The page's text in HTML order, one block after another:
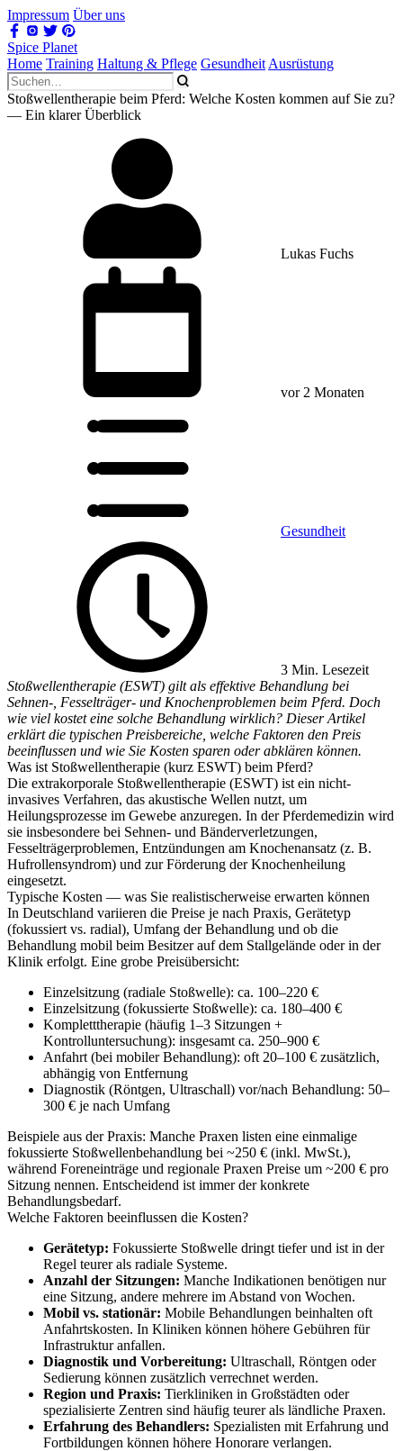
Impressum Über uns
Spice Planet
Home Training Haltung & Pflege Gesundheit Ausrüstung
Stoßwellentherapie beim Pferd: Welche Kosten kommen auf Sie zu?
— Ein klarer Überblick
Lukas Fuchs
vor 2 Monaten
Gesundheit
3 Min. Lesezeit
Stoßwellentherapie (ESWT) gilt als effektive Behandlung bei
Sehnen-, Fesselträger- und Knochenproblemen beim Pferd. Doch
wie viel kostet eine solche Behandlung wirklich? Dieser Artikel
erklärt die typischen Preisbereiche, welche Faktoren den Preis
beeinflussen und wie Sie Kosten sparen oder abklären können.
Was ist Stoßwellentherapie (kurz ESWT) beim Pferd?
Die extrakorporale Stoßwellentherapie (ESWT) ist ein nicht-
invasives Verfahren, das akustische Wellen nutzt, um
Heilungsprozesse im Gewebe anzuregen. In der Pferdemedizin wird
sie insbesondere bei Sehnen- und Bänderverletzungen,
Fesselträgerproblemen, Entzündungen am Knochenansatz (z. B.
Hufrollensyndrom) und zur Förderung der Knochenheilung
eingesetzt.
Typische Kosten — was Sie realistischerweise erwarten können
In Deutschland variieren die Preise je nach Praxis, Gerätetyp
(fokussiert vs. radial), Umfang der Behandlung und ob die
Behandlung mobil beim Besitzer auf dem Stallgelände oder in der
Klinik erfolgt. Eine grobe Preisübersicht:
Einzelsitzung (radiale Stoßwelle): ca. 100–220 €
Einzelsitzung (fokussierte Stoßwelle): ca. 180–400 €
Kompletttherapie (häufig 1–3 Sitzungen +
Kontrolluntersuchung): insgesamt ca. 250–900 €
Anfahrt (bei mobiler Behandlung): oft 20–100 € zusätzlich,
abhängig von Entfernung
Diagnostik (Röntgen, Ultraschall) vor/nach Behandlung: 50–
300 € je nach Umfang
Beispiele aus der Praxis: Manche Praxen listen eine einmalige
fokussierte Stoßwellenbehandlung bei ~250 € (inkl. MwSt.),
während Foreneinträge und regionale Praxen Preise um ~200 € pro
Sitzung nennen. Entscheidend ist immer der konkrete
Behandlungsbedarf.
Welche Faktoren beeinflussen die Kosten?
Gerätetyp: Fokussierte Stoßwelle dringt tiefer und ist in der
Regel teurer als radiale Systeme.
Anzahl der Sitzungen: Manche Indikationen benötigen nur
eine Sitzung, andere mehrere im Abstand von Wochen.
Mobil vs. stationär: Mobile Behandlungen beinhalten oft
Anfahrtskosten. In Kliniken können höhere Gebühren für
Infrastruktur anfallen.
Diagnostik und Vorbereitung: Ultraschall, Röntgen oder
Sedierung können zusätzlich verrechnet werden.
Region und Praxis: Tierkliniken in Großstädten oder
spezialisierte Zentren sind häufig teurer als ländliche Praxen.
Erfahrung des Behandlers: Spezialisten mit Erfahrung und
Fortbildungen können höhere Honorare verlangen.